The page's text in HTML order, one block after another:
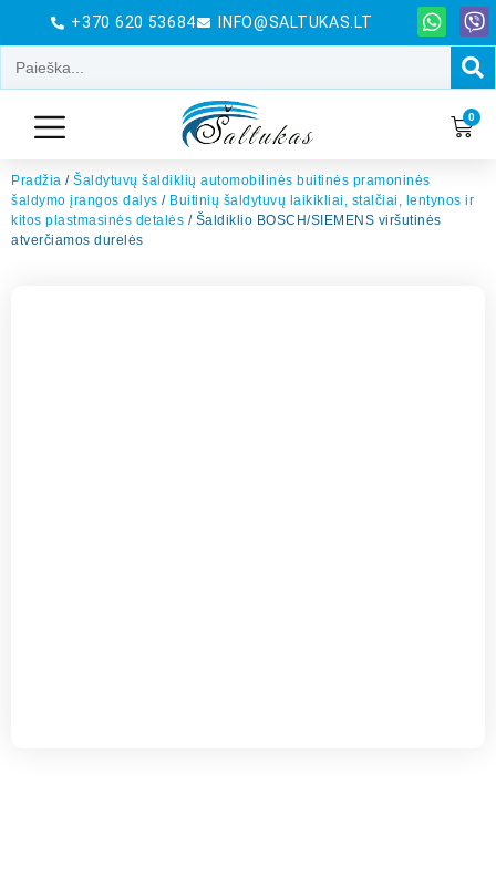
+370 620 53684 INFO@SALTUKAS.LT
0
Pradžia / Šaldytuvų šaldiklių automobilinės buitinės pramoninės
šaldymo įrangos dalys / Buitinių šaldytuvų laikikliai, stalčiai, lentynos ir
kitos plastmasinės detalės / Šaldiklio BOSCH/SIEMENS viršutinės
atverčiamos durelės